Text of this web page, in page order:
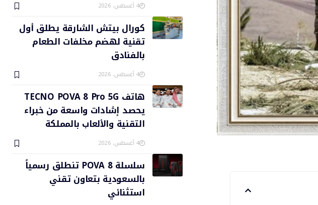
4 أغسطس، 2026
كورال بيتش الشارقة يطلق أول
تقنية لهضم مخلفات الطعام
بالفنادق
4 أغسطس، 2026
هاتف TECNO POVA 8 Pro 5G
يحصد إشادات واسعة من خبراء
التقنية والألعاب بالمملكة
4 أغسطس، 2026
سلسلة POVA 8 تنطلق رسمياً
بالسعودية بتعاون تقني
استثنائي